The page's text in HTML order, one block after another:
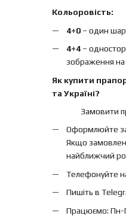
Кольоровість:
4+0– один шар
4+4–
зображення на
Як купити
та Україні?
Замовити
Оформлюйте
Якщо
найближчий
Телефонуйте
Пишіть в
Працюємо: Пн-